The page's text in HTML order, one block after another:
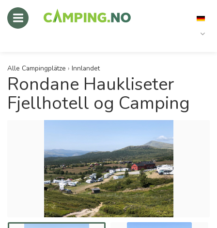
Alle Campingplätze › Innlandet
Rondane Haukliseter
Fjellhotell og Camping